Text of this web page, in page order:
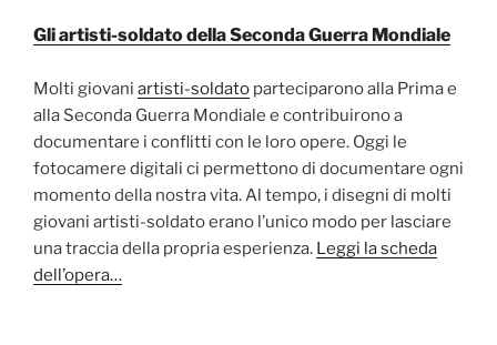
Gli artisti-soldato della Seconda Guerra Mondiale
Molti giovani artisti-soldato parteciparono alla Prima e
alla Seconda Guerra Mondiale e contribuirono a
documentare i conflitti con le loro opere. Oggi le
fotocamere digitali ci permettono di documentare ogni
momento della nostra vita. Al tempo, i disegni di molti
giovani artisti-soldato erano l’unico modo per lasciare
una traccia della propria esperienza. Leggi la scheda
dell’opera…